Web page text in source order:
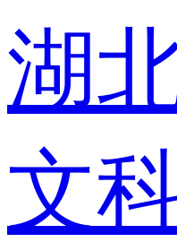
湖
文